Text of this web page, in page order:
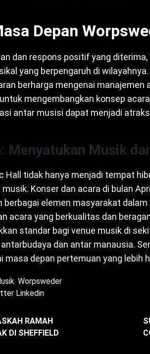
Depan
dan respons positif yang
yang berpengaruh di
berharga mengenai manajemen
mengembangkan konsep
antar musisi dapat menjadi
Menyatukan Musik
Hall tidak hanya menjadi tempat
Konser dan acara di bulan
berbagai elemen masyarakat
acara yang berkualitas dan
standar bagi venue musik di
dan antar manausia.
masa depan pertemuan yang lebih
, Worpsweder
Linkedin
RAMAH
DI SHEFFIELD